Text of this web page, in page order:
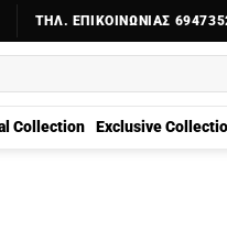
ΤΗΛ. ΕΠΙΚΟΙΝΩΝΊΑΣ
Collection Exclusive